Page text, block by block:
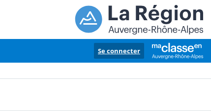
Se connecter